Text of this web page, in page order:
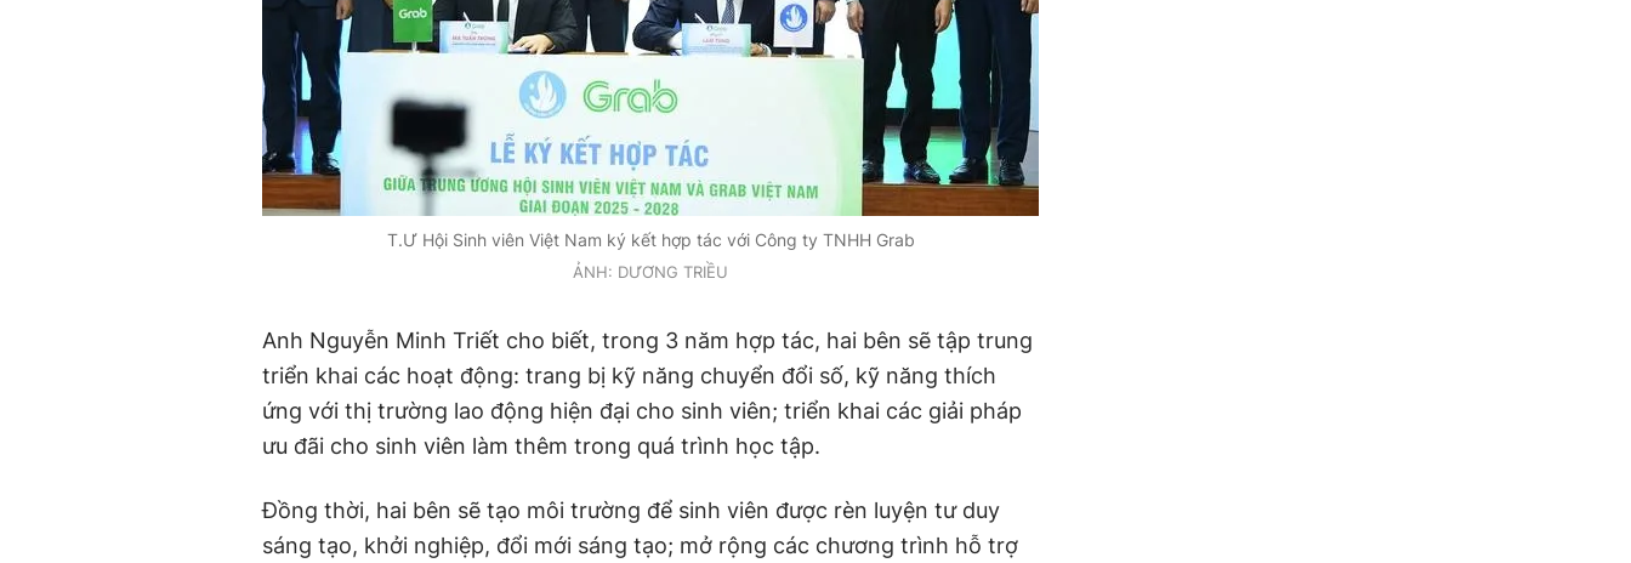
T.Ư Hội Sinh viên Việt Nam ký kết hợp tác với Công ty TNHH Grab
ẢNH: DƯƠNG TRIỀU
Anh Nguyễn Minh Triết cho biết, trong 3 năm hợp tác, hai bên sẽ tập trung
triển khai các hoạt động: trang bị kỹ năng chuyển đổi số, kỹ năng thích
ứng với thị trường lao động hiện đại cho sinh viên; triển khai các giải pháp
ưu đãi cho sinh viên làm thêm trong quá trình học tập.
Đồng thời, hai bên sẽ tạo môi trường để sinh viên được rèn luyện tư duy
sáng tạo, khởi nghiệp, đổi mới sáng tạo; mở rộng các chương trình hỗ trợ